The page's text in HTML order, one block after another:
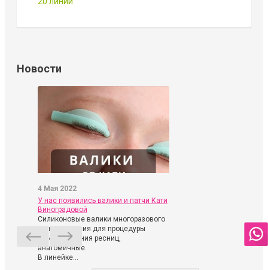
Новости
4 Мая 2022
У нас появились валики и патчи Кати
Виноградовой
Силиконовые валики многоразового
использования для процедуры
ламинирования ресниц,
анатомичные.
В линейке...